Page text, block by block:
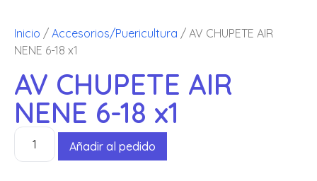
Inicio / Accesorios/Puericultura / AV CHUPETE AIR
NENE 6-18 x1
AV CHUPETE AIR
NENE 6-18 x1
Añadir al pedido